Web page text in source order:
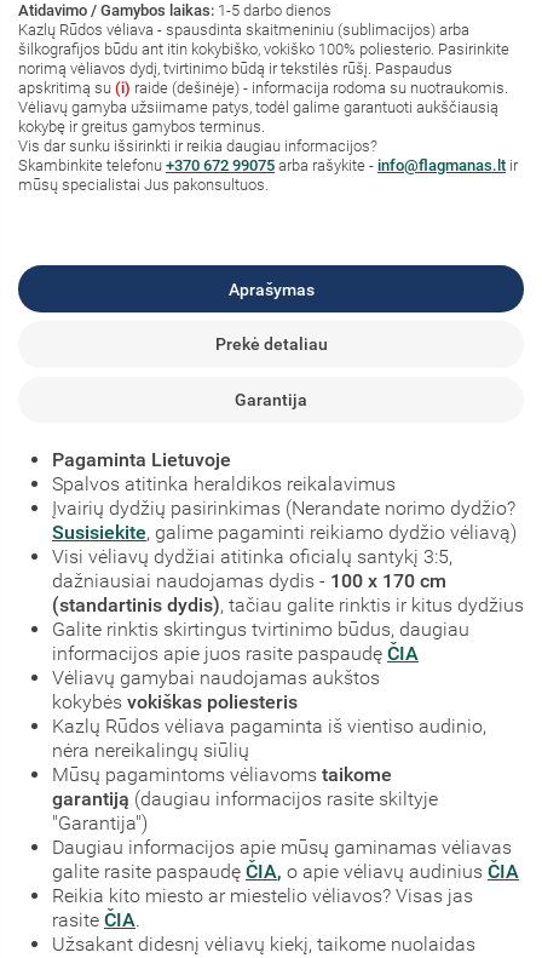
Atidavimo / Gamybos laikas: 1-5 darbo dienos
Kazlų Rūdos vėliava - spausdinta skaitmeniniu (sublimacijos) arba
šilkografijos būdu ant itin kokybiško, vokiško 100% poliesterio. Pasirinkite
norimą vėliavos dydį, tvirtinimo būdą ir tekstilės rūšį. Paspaudus
apskritimą su (i) raide (dešinėje) - informacija rodoma su nuotraukomis.
Vėliavų gamyba užsiimame patys, todėl galime garantuoti aukščiausią
kokybę ir greitus gamybos terminus.
Vis dar sunku išsirinkti ir reikia daugiau informacijos?
Skambinkite telefonu +370 672 99075 arba rašykite - info@flagmanas.lt ir
mūsų specialistai Jus pakonsultuos.
Aprašymas
Prekė detaliau
Garantija
Pagaminta Lietuvoje
Spalvos atitinka heraldikos reikalavimus
Įvairių dydžių pasirinkimas (Nerandate norimo dydžio?
Susisiekite, galime pagaminti reikiamo dydžio vėliavą)
Visi vėliavų dydžiai atitinka oficialų santykį 3:5,
dažniausiai naudojamas dydis - 100 x 170 cm
(standartinis dydis), tačiau galite rinktis ir kitus dydžius
Galite rinktis skirtingus tvirtinimo būdus, daugiau
informacijos apie juos rasite paspaudę ČIA
Vėliavų gamybai naudojamas aukštos
kokybės vokiškas poliesteris
Kazlų Rūdos vėliava pagaminta iš vientiso audinio,
nėra nereikalingų siūlių
Mūsų pagamintoms vėliavoms taikome
garantiją (daugiau informacijos rasite skiltyje
"Garantija")
Daugiau informacijos apie mūsų gaminamas vėliavas
galite rasite paspaudę ČIA, o apie vėliavų audinius ČIA
Reikia kito miesto ar miestelio vėliavos? Visas jas
rasite ČIA.
Užsakant didesnį vėliavų kiekį, taikome nuolaidas